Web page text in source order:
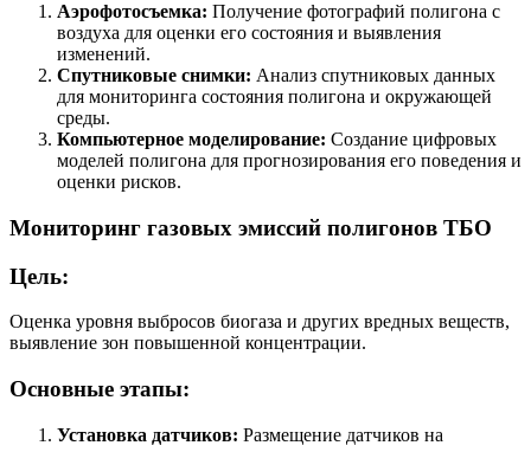
Аэрофотосъемка: Получение фотографий полигона с
воздуха для оценки его состояния и выявления
изменений.
Спутниковые снимки: Анализ спутниковых данных
для мониторинга состояния полигона и окружающей
среды.
Компьютерное моделирование: Создание цифровых
моделей полигона для прогнозирования его поведения и
оценки рисков.
Мониторинг газовых эмиссий полигонов ТБО
Цель:
Оценка уровня выбросов биогаза и других вредных веществ,
выявление зон повышенной концентрации.
Основные этапы:
Установка датчиков: Размещение датчиков на